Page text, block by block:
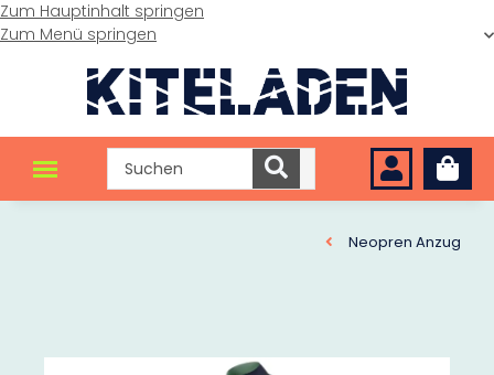
Zum Hauptinhalt springen
Zum Menü springen
Neopren Anzug